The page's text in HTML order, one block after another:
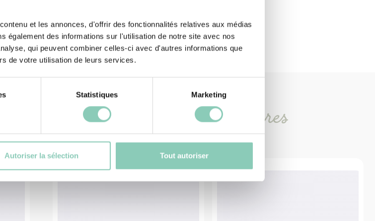
et les annonces, d'offrir des fonctionnalités relatives aux médias
également des informations sur l'utilisation de notre site avec nos
qui peuvent combiner celles-ci avec d'autres informations que
de votre utilisation de leurs services.
Statistiques Marketing
Autoriser la sélection Tout autoriser
Produits similaires